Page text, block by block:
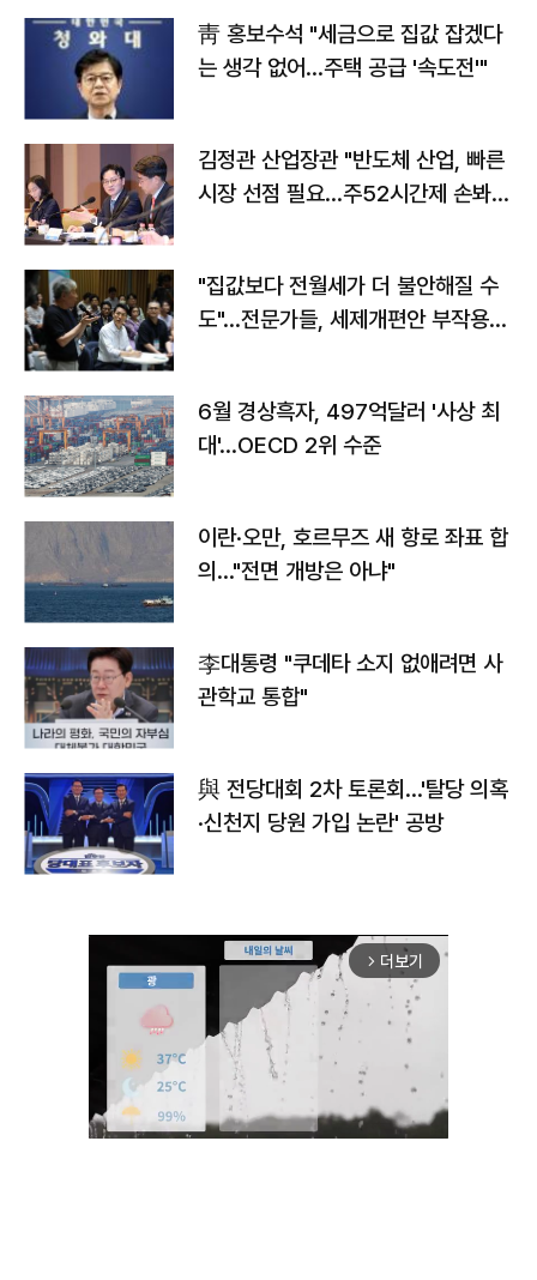
靑 홍보수석 "세금으로 집값 잡겠다
는 생각 없어…주택 공급 '속도전'"
김정관 산업장관 "반도체 산업, 빠른
시장 선점 필요…주52시간제 손봐
"집값보다 전월세가 더 불안해질 수
도"…전문가들, 세제개편안 부작용
6월 경상흑자, 497억달러 '사상 최
대'…OECD 2위 수준
이란·오만, 호르무즈 새 항로 좌표 합
의…"전면 개방은 아냐"
李대통령 "쿠데타 소지 없애려면 사
관학교 통합"
與 전당대회 2차 토론회…'탈당 의혹
·신천지 당원 가입 논란' 공방
arrow_forward_ios 더보기